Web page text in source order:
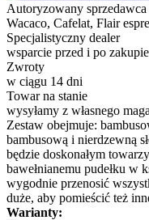
Autoryzowany sprzedawca
Wacaco, Cafelat, Flair
Specjalistyczny dealer
wsparcie przed i po zakupie
Zwroty
w ciągu 14 dni
Towar na stanie
wysyłamy z własnego
Zestaw obejmuje:
bambusową i nierdzewną
będzie doskonałym
bawełnianemu pudełku w
wygodnie przenosić
duże, aby pomieścić też
Warianty: